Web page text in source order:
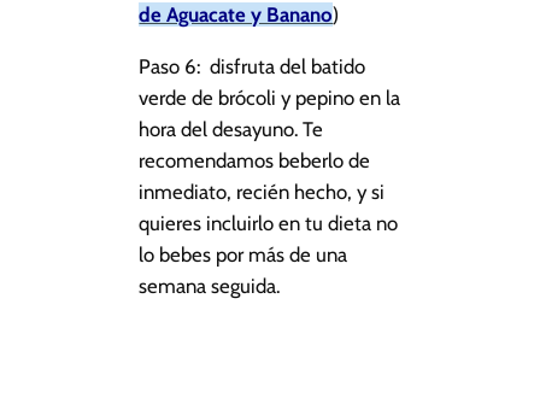
de Aguacate y Banano)
Paso 6: disfruta del batido
verde de brócoli y pepino en la
hora del desayuno. Te
recomendamos beberlo de
inmediato, recién hecho, y si
quieres incluirlo en tu dieta no
lo bebes por más de una
semana seguida.